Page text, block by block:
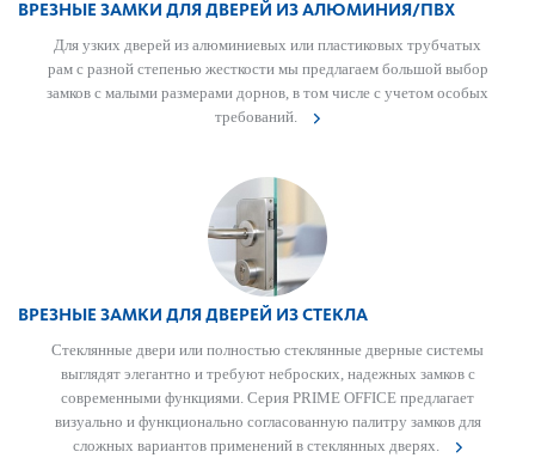
ВРЕЗНЫЕ ЗАМКИ ДЛЯ ДВЕРЕЙ ИЗ АЛЮМИНИЯ/ПВХ
Для узких дверей из алюминиевых или пла­сти­к­овых труб­чатых
рам с разной степенью жес­т­кости мы предлагаем большой выбор
замков с малыми размерами дорнов, в том числе с учетом особых
требований.
ВРЕЗНЫЕ ЗАМКИ ДЛЯ ДВЕРЕЙ ИЗ СТЕКЛА
Стеклянные двери или полно­стью стеклянные дверные сис­темы
выгл­ядят элегантно и требуют неб­р­оских, надежных замков с
современными функциями. Серия PRIME OFFICE предлагает
визуально и функцио­н­ально согласованную пал­итру замков для
сложных вар­иантов применений в стеклянных дверях.